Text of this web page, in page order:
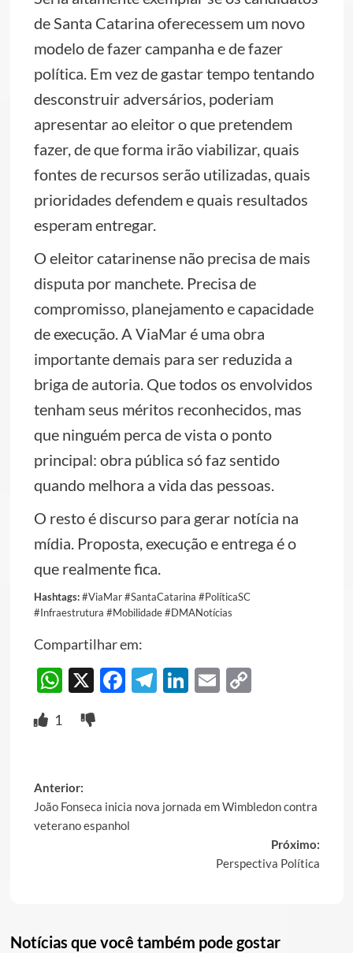
de Santa Catarina oferecessem um novo
modelo de fazer campanha e de fazer
política. Em vez de gastar tempo tentando
desconstruir adversários, poderiam
apresentar ao eleitor o que pretendem
fazer, de que forma irão viabilizar, quais
fontes de recursos serão utilizadas, quais
prioridades defendem e quais resultados
esperam entregar.
O eleitor catarinense não precisa de mais
disputa por manchete. Precisa de
compromisso, planejamento e capacidade
de execução. A ViaMar é uma obra
importante demais para ser reduzida a
briga de autoria. Que todos os envolvidos
tenham seus méritos reconhecidos, mas
que ninguém perca de vista o ponto
principal: obra pública só faz sentido
quando melhora a vida das pessoas.
O resto é discurso para gerar notícia na
mídia. Proposta, execução e entrega é o
que realmente fica.
Hashtags:#ViaMar #SantaCatarina #PolíticaSC
#Infraestrutura #Mobilidade #DMANotícias
Compartilhar em:
WhatsApp
X Facebook
Telegram
LinkedIn
EmailCopy
1
Post
navigation
Anterior:
João Fonseca inicia nova jornada em Wimbledon contra
veterano espanhol
Próximo:
Perspectiva Política
Notícias que você também pode gostar